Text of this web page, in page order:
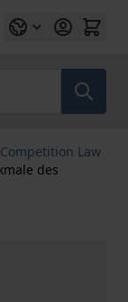
Competition Law
des